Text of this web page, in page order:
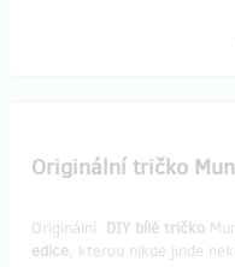
Originální tričko
Originální DIY bílé tričko
edice, kterou nikde jinde